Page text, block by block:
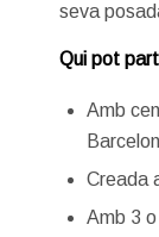
seva
Qui pot
Amb
Creada
Amb 3